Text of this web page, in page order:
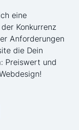
eine
Konkurrenz
Anforderungen
die Dein
Preiswert und